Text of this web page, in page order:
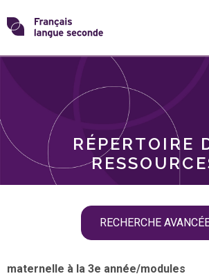
Skip
toTransformons
langue
RÉPERTOIRE
RECHERCHE
THÈMES
maternelle à la 3e année/modules